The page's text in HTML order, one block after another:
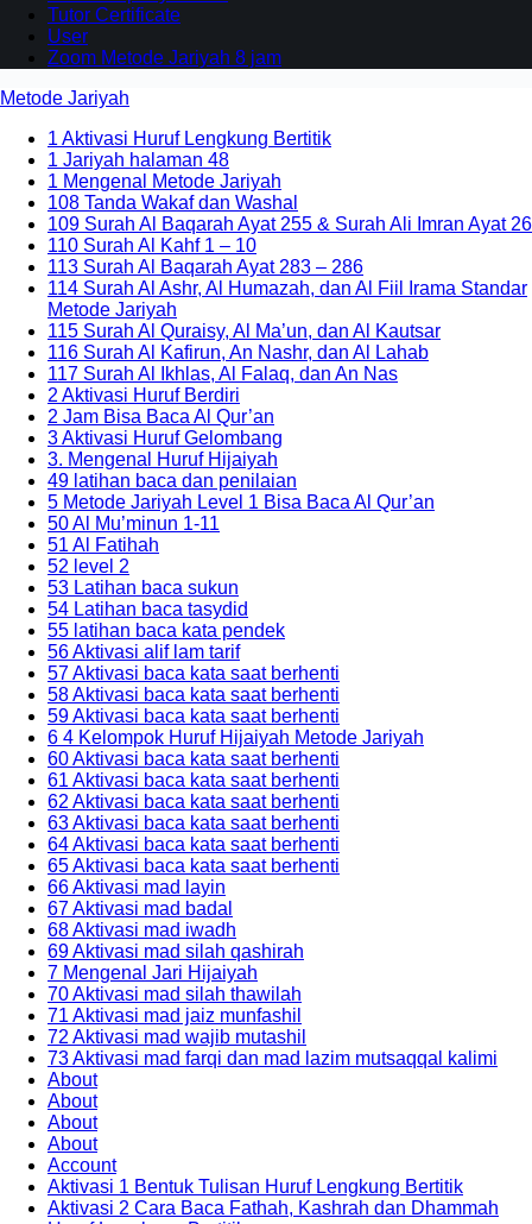
Tutor Certificate
User
Zoom Metode Jariyah 8 jam
Metode Jariyah
1 Aktivasi Huruf Lengkung Bertitik
1 Jariyah halaman 48
1 Mengenal Metode Jariyah
108 Tanda Wakaf dan Washal
109 Surah Al Baqarah Ayat 255 & Surah Ali Imran Ayat 26
110 Surah Al Kahf 1 – 10
113 Surah Al Baqarah Ayat 283 – 286
114 Surah Al Ashr, Al Humazah, dan Al Fiil Irama Standar
Metode Jariyah
115 Surah Al Quraisy, Al Ma’un, dan Al Kautsar
116 Surah Al Kafirun, An Nashr, dan Al Lahab
117 Surah Al Ikhlas, Al Falaq, dan An Nas
2 Aktivasi Huruf Berdiri
2 Jam Bisa Baca Al Qur’an
3 Aktivasi Huruf Gelombang
3. Mengenal Huruf Hijaiyah
49 latihan baca dan penilaian
5 Metode Jariyah Level 1 Bisa Baca Al Qur’an
50 Al Mu’minun 1-11
51 Al Fatihah
52 level 2
53 Latihan baca sukun
54 Latihan baca tasydid
55 latihan baca kata pendek
56 Aktivasi alif lam tarif
57 Aktivasi baca kata saat berhenti
58 Aktivasi baca kata saat berhenti
59 Aktivasi baca kata saat berhenti
6 4 Kelompok Huruf Hijaiyah Metode Jariyah
60 Aktivasi baca kata saat berhenti
61 Aktivasi baca kata saat berhenti
62 Aktivasi baca kata saat berhenti
63 Aktivasi baca kata saat berhenti
64 Aktivasi baca kata saat berhenti
65 Aktivasi baca kata saat berhenti
66 Aktivasi mad layin
67 Aktivasi mad badal
68 Aktivasi mad iwadh
69 Aktivasi mad silah qashirah
7 Mengenal Jari Hijaiyah
70 Aktivasi mad silah thawilah
71 Aktivasi mad jaiz munfashil
72 Aktivasi mad wajib mutashil
73 Aktivasi mad farqi dan mad lazim mutsaqqal kalimi
About
About
About
About
Account
Aktivasi 1 Bentuk Tulisan Huruf Lengkung Bertitik
Aktivasi 2 Cara Baca Fathah, Kashrah dan Dhammah